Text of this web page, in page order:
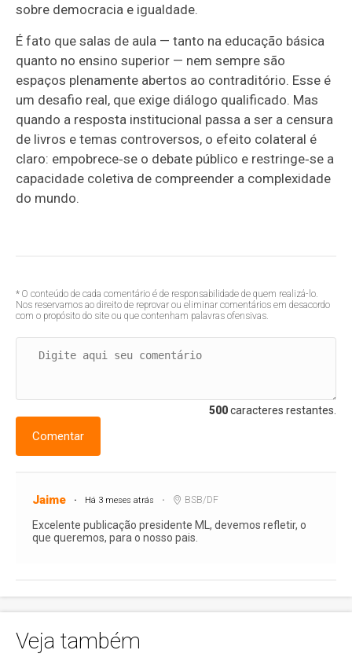
sobre democracia e igualdade.
É fato que salas de aula — tanto na educação básica
quanto no ensino superior — nem sempre são
espaços plenamente abertos ao contraditório. Esse é
um desafio real, que exige diálogo qualificado. Mas
quando a resposta institucional passa a ser a censura
de livros e temas controversos, o efeito colateral é
claro: empobrece‑se o debate público e restringe‑se a
capacidade coletiva de compreender a complexidade
do mundo.
* O conteúdo de cada comentário é de responsabilidade de quem realizá-lo.
Nos reservamos ao direito de reprovar ou eliminar comentários em desacordo
com o propósito do site ou que contenham palavras ofensivas.
500caracteres restantes.
Comentar
Jaime Há 3 meses atrás BSB/DF
Excelente publicação presidente ML, devemos refletir, o
que queremos, para o nosso pais.
Veja também